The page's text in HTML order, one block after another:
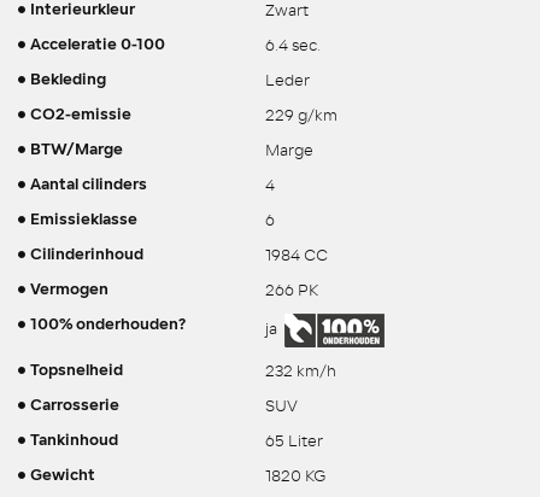
Interieurkleur Zwart
Acceleratie 0-100 6.4 sec.
Bekleding Leder
CO2-emissie 229 g/km
BTW/Marge Marge
Aantal cilinders 4
Emissieklasse 6
Cilinderinhoud 1984 CC
Vermogen 266 PK
100% onderhouden? ja
Topsnelheid 232 km/h
Carrosserie SUV
Tankinhoud 65 Liter
Gewicht 1820 KG